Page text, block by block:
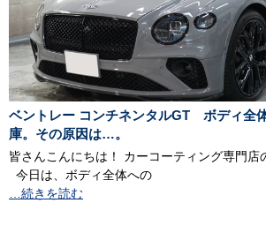
ベントレー コンチネンタルGT ボディ全
庫。その原因は…。
皆さんこんにちは！ カーコーティング専門店
今日は、ボディ全体への
…続きを読む